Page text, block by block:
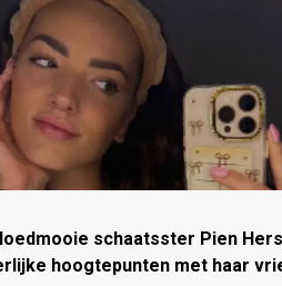
schaatsster Pien
hoogtepunten met haar